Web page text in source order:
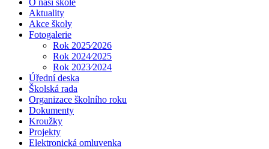
O naší škole
Aktuality
Akce školy
Fotogalerie
Rok 2025⁄2026
Rok 2024⁄2025
Rok 2023⁄2024
Úřední deska
Školská rada
Organizace školního roku
Dokumenty
Kroužky
Projekty
Elektronická omluvenka